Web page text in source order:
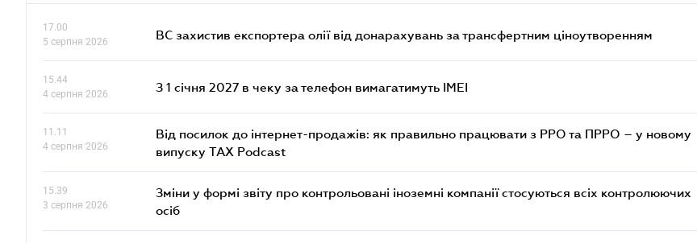
17.00
5 серпня 2026
ВС захистив експортера олії від донарахувань за трансфертним ціноутворенням
15.44
4 серпня 2026
З 1 січня 2027 в чеку за телефон вимагатимуть IMEI
11.11
4 серпня 2026
Від посилок до інтернет-продажів: як правильно працювати з РРО та ПРРО – у новому
випуску TAX Podcast
15.39
3 серпня 2026
Зміни у формі звіту про контрольовані іноземні компанії стосуються всіх контролюючих
осіб